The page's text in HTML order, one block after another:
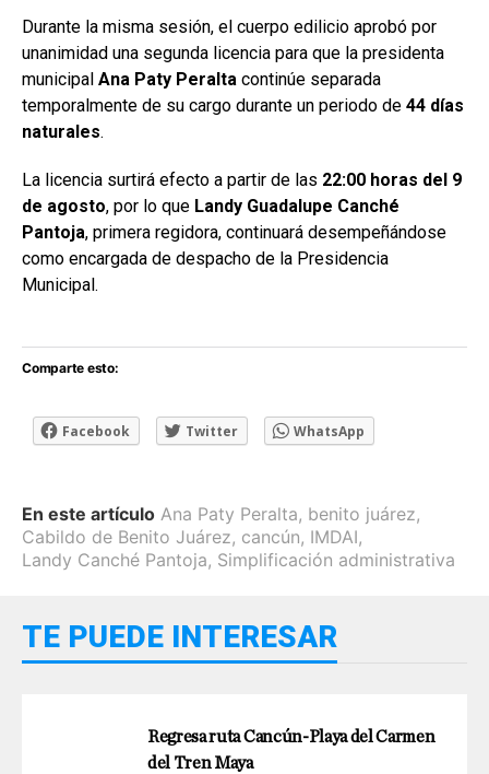
Durante la misma sesión, el cuerpo edilicio aprobó por
unanimidad una segunda licencia para que la presidenta
municipal Ana Paty Peralta continúe separada
temporalmente de su cargo durante un periodo de 44 días
naturales.
La licencia surtirá efecto a partir de las 22:00 horas del 9
de agosto, por lo que Landy Guadalupe Canché
Pantoja, primera regidora, continuará desempeñándose
como encargada de despacho de la Presidencia
Municipal.
Comparte esto:
Facebook Twitter WhatsApp
En este artículo Ana Paty Peralta, benito juárez,
Cabildo de Benito Juárez, cancún, IMDAI,
Landy Canché Pantoja, Simplificación administrativa
TE PUEDE INTERESAR
Regresa ruta Cancún-Playa del Carmen
del Tren Maya